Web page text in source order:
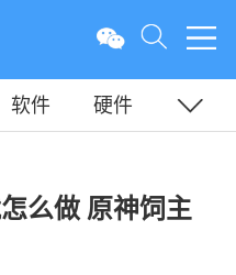
软件
硬件
么做 原神饲主